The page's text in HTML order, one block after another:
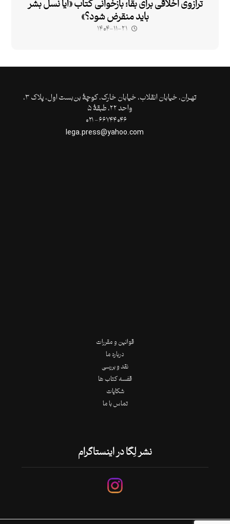
ترازوی اخلاقی برای بقا؛ بازخوانی کتاب «آیا نسل بشر
باید منقرض شود؟»
۱۴۰۴-۱۱-۲۱
تهـران،‌ خیابان انقلاب، خیابان خارک، کوچۀ بن‌بست اول، پلاک ۳،
واحد ۲۲، طبقۀ ۵
قوانین و مقررات
درباره ما
نقد و بررسی
قفسه کتاب ها
شکایات
تماس با ما
نشر لِگا در اینستاگرام